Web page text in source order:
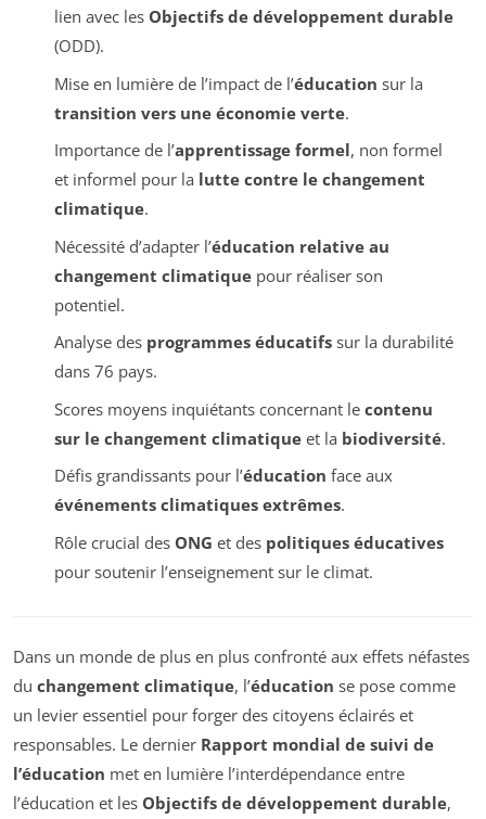
lien avec les Objectifs de développement durable
(ODD).
Mise en lumière de l’impact de l’éducation sur la
transition vers une économie verte.
Importance de l’apprentissage formel, non formel
et informel pour la lutte contre le changement
climatique.
Nécessité d’adapter l’éducation relative au
changement climatiquepour réaliser son
potentiel.
Analyse des programmes éducatifssur la durabilité
dans 76 pays.
Scores moyens inquiétants concernant le contenu
sur le changement climatiqueet la biodiversité.
Défis grandissants pour l’éducation face aux
événements climatiques extrêmes.
Rôle crucial des ONG et des politiques éducatives
pour soutenir l’enseignement sur le climat.
Dans un monde de plus en plus confronté aux effets néfastes
du changement climatique, l’éducation se pose comme
un levier essentiel pour forger des citoyens éclairés et
responsables. Le dernier Rapport mondial de suivi de
l’éducation met en lumière l’interdépendance entre
l’éducation et les Objectifs de développement durable,